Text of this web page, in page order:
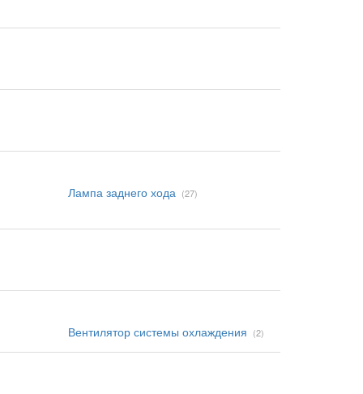
Лампа заднего хода (27)
Вентилятор системы охлаждения (2)